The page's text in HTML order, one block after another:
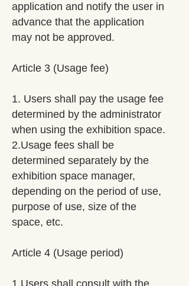
application and notify the user in
advance that the application
may not be approved.
Article 3 (Usage fee)
1. Users shall pay the usage fee
determined by the administrator
when using the exhibition space.
2.Usage fees shall be
determined separately by the
exhibition space manager,
depending on the period of use,
purpose of use, size of the
space, etc.
Article 4 (Usage period)
1.Users shall consult with the